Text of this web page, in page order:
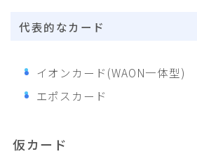
代表的なカード
イオンカード(WAON一体型)
エポスカード
仮カード